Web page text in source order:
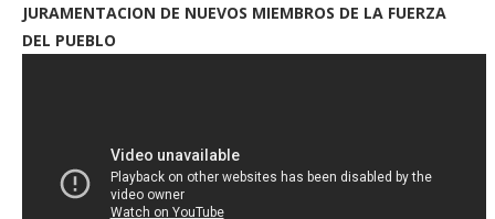
JURAMENTACION DE NUEVOS MIEMBROS DE LA FUERZA
DEL PUEBLO